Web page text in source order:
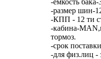
-размер шин-
-КПП - 12 ти
-кабина-
тормоз.
-срок
-для физ.лиц -